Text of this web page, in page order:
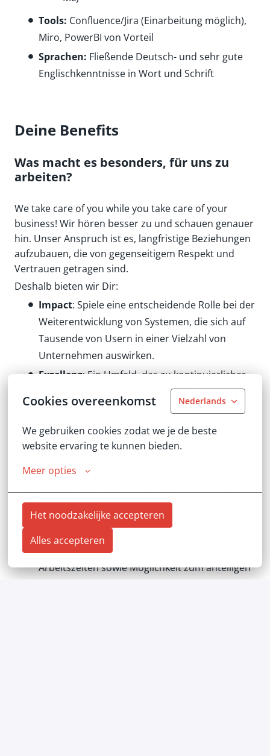
Cookies overeenkomst Nederlands
We gebruiken cookies zodat we je de beste
website ervaring te kunnen bieden.
Meer opties
Het noodzakelijke accepteren
Alles accepteren
Tools: Confluence/Jira (Einarbeitung möglich),
Miro, PowerBI von Vorteil
Sprachen: Fließende Deutsch- und sehr gute
Englischkenntnisse in Wort und Schrift
Deine Benefits
Was macht es besonders, für uns zu
arbeiten?
We take care of you while you take care of your
business! Wir hören besser zu und schauen genauer
hin. Unser Anspruch ist es, langfristige Beziehungen
aufzubauen, die von gegenseitigem Respekt und
Vertrauen getragen sind.
Deshalb bieten wir Dir:
Impact: Spiele eine entscheidende Rolle bei der
Weiterentwicklung von Systemen, die sich auf
Tausende von Usern in einer Vielzahl von
Unternehmen auswirken.
Exzellenz: Ein Umfeld, das zu kontinuierlicher
Verbesserung und persönlicher Entwicklung
ermutigt, um stets die höchsten Standards zu
erreichen.
Wachstum:Verantwortungsvolle und
mittelständischen Unternehmen
Kollaboration:Werde ein Teil unseres agilen,
funktionsübergreifenden und internationalen
Ein modernes Arbeitsumfeld:
Arbeitszeiten sowie Möglichkeit zum anteiligen